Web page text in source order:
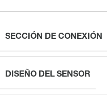
SECCIÓN DE CONEXIÓN
DISEÑO DEL SENSOR